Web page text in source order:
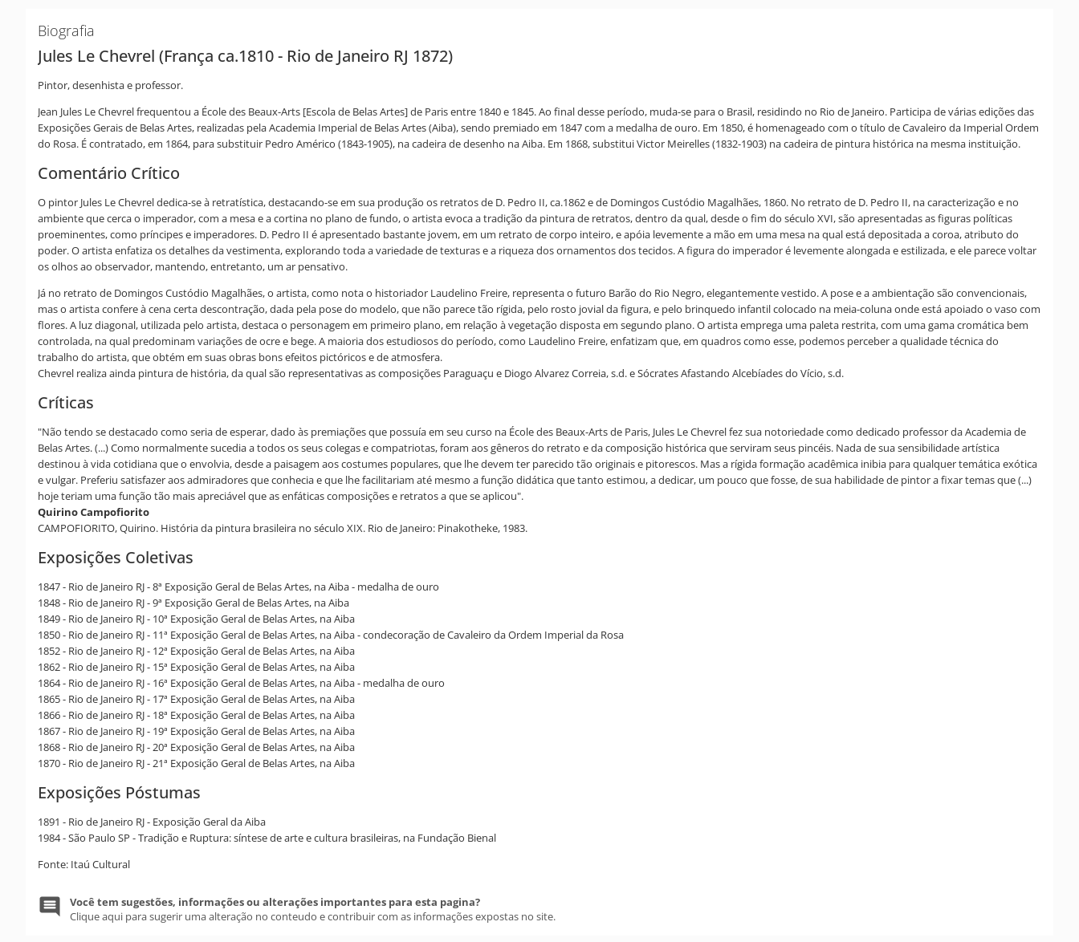
Biografia
Jules Le Chevrel (França ca.1810 - Rio de Janeiro RJ 1872)
Pintor, desenhista e professor.
Jean Jules Le Chevrel frequentou a École des Beaux-Arts [Escola de Belas Artes] de Paris entre 1840 e 1845. Ao final desse período, muda-se para o Brasil, residindo no Rio de Janeiro. Participa de várias edições das
Exposições Gerais de Belas Artes, realizadas pela Academia Imperial de Belas Artes (Aiba), sendo premiado em 1847 com a medalha de ouro. Em 1850, é homenageado com o título de Cavaleiro da Imperial Ordem
do Rosa. É contratado, em 1864, para substituir Pedro Américo (1843-1905), na cadeira de desenho na Aiba. Em 1868, substitui Victor Meirelles (1832-1903) na cadeira de pintura histórica na mesma instituição.
Comentário Crítico
O pintor Jules Le Chevrel dedica-se à retratística, destacando-se em sua produção os retratos de D. Pedro II, ca.1862 e de Domingos Custódio Magalhães, 1860. No retrato de D. Pedro II, na caracterização e no
ambiente que cerca o imperador, com a mesa e a cortina no plano de fundo, o artista evoca a tradição da pintura de retratos, dentro da qual, desde o fim do século XVI, são apresentadas as figuras políticas
proeminentes, como príncipes e imperadores. D. Pedro II é apresentado bastante jovem, em um retrato de corpo inteiro, e apóia levemente a mão em uma mesa na qual está depositada a coroa, atributo do
poder. O artista enfatiza os detalhes da vestimenta, explorando toda a variedade de texturas e a riqueza dos ornamentos dos tecidos. A figura do imperador é levemente alongada e estilizada, e ele parece voltar
os olhos ao observador, mantendo, entretanto, um ar pensativo.
Já no retrato de Domingos Custódio Magalhães, o artista, como nota o historiador Laudelino Freire, representa o futuro Barão do Rio Negro, elegantemente vestido. A pose e a ambientação são convencionais,
mas o artista confere à cena certa descontração, dada pela pose do modelo, que não parece tão rígida, pelo rosto jovial da figura, e pelo brinquedo infantil colocado na meia-coluna onde está apoiado o vaso com
flores. A luz diagonal, utilizada pelo artista, destaca o personagem em primeiro plano, em relação à vegetação disposta em segundo plano. O artista emprega uma paleta restrita, com uma gama cromática bem
controlada, na qual predominam variações de ocre e bege. A maioria dos estudiosos do período, como Laudelino Freire, enfatizam que, em quadros como esse, podemos perceber a qualidade técnica do
trabalho do artista, que obtém em suas obras bons efeitos pictóricos e de atmosfera.
Chevrel realiza ainda pintura de história, da qual são representativas as composições Paraguaçu e Diogo Alvarez Correia, s.d. e Sócrates Afastando Alcebíades do Vício, s.d.
Críticas
"Não tendo se destacado como seria de esperar, dado às premiações que possuía em seu curso na École des Beaux-Arts de Paris, Jules Le Chevrel fez sua notoriedade como dedicado professor da Academia de
Belas Artes. (...) Como normalmente sucedia a todos os seus colegas e compatriotas, foram aos gêneros do retrato e da composição histórica que serviram seus pincéis. Nada de sua sensibilidade artística
destinou à vida cotidiana que o envolvia, desde a paisagem aos costumes populares, que lhe devem ter parecido tão originais e pitorescos. Mas a rígida formação acadêmica inibia para qualquer temática exótica
e vulgar. Preferiu satisfazer aos admiradores que conhecia e que lhe facilitariam até mesmo a função didática que tanto estimou, a dedicar, um pouco que fosse, de sua habilidade de pintor a fixar temas que (...)
hoje teriam uma função tão mais apreciável que as enfáticas composições e retratos a que se aplicou".
Quirino Campofiorito
CAMPOFIORITO, Quirino. História da pintura brasileira no século XIX. Rio de Janeiro: Pinakotheke, 1983.
Exposições Coletivas
1847 - Rio de Janeiro RJ - 8ª Exposição Geral de Belas Artes, na Aiba - medalha de ouro
1848 - Rio de Janeiro RJ - 9ª Exposição Geral de Belas Artes, na Aiba
1849 - Rio de Janeiro RJ - 10ª Exposição Geral de Belas Artes, na Aiba
1850 - Rio de Janeiro RJ - 11ª Exposição Geral de Belas Artes, na Aiba - condecoração de Cavaleiro da Ordem Imperial da Rosa
1852 - Rio de Janeiro RJ - 12ª Exposição Geral de Belas Artes, na Aiba
1862 - Rio de Janeiro RJ - 15ª Exposição Geral de Belas Artes, na Aiba
1864 - Rio de Janeiro RJ - 16ª Exposição Geral de Belas Artes, na Aiba - medalha de ouro
1865 - Rio de Janeiro RJ - 17ª Exposição Geral de Belas Artes, na Aiba
1866 - Rio de Janeiro RJ - 18ª Exposição Geral de Belas Artes, na Aiba
1867 - Rio de Janeiro RJ - 19ª Exposição Geral de Belas Artes, na Aiba
1868 - Rio de Janeiro RJ - 20ª Exposição Geral de Belas Artes, na Aiba
1870 - Rio de Janeiro RJ - 21ª Exposição Geral de Belas Artes, na Aiba
Exposições Póstumas
1891 - Rio de Janeiro RJ - Exposição Geral da Aiba
1984 - São Paulo SP - Tradição e Ruptura: síntese de arte e cultura brasileiras, na Fundação Bienal
Fonte: Itaú Cultural
Você tem sugestões, informações ou alterações importantes para esta pagina?
Clique aqui para sugerir uma alteração no conteudo e contribuir com as informações expostas no site.